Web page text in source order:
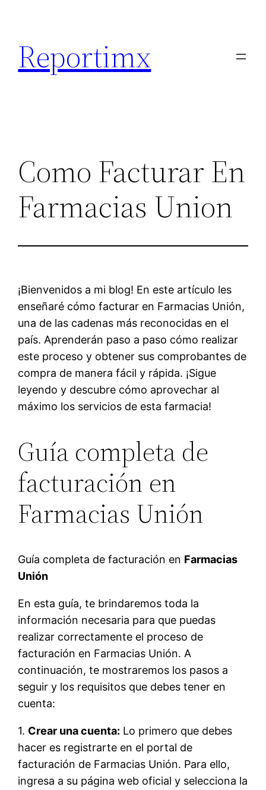
contenido
Reportimx
Como Facturar En
Farmacias Union
¡Bienvenidos a mi blog! En este artículo les
enseñaré cómo facturar en Farmacias Unión,
una de las cadenas más reconocidas en el
país. Aprenderán paso a paso cómo realizar
este proceso y obtener sus comprobantes de
compra de manera fácil y rápida. ¡Sigue
leyendo y descubre cómo aprovechar al
máximo los servicios de esta farmacia!
Guía completa de
facturación en
Farmacias Unión
Guía completa de facturación en Farmacias
Unión
En esta guía, te brindaremos toda la
información necesaria para que puedas
realizar correctamente el proceso de
facturación en Farmacias Unión. A
continuación, te mostraremos los pasos a
seguir y los requisitos que debes tener en
cuenta:
1. Crear una cuenta: Lo primero que debes
hacer es registrarte en el portal de
facturación de Farmacias Unión. Para ello,
ingresa a su página web oficial y selecciona la